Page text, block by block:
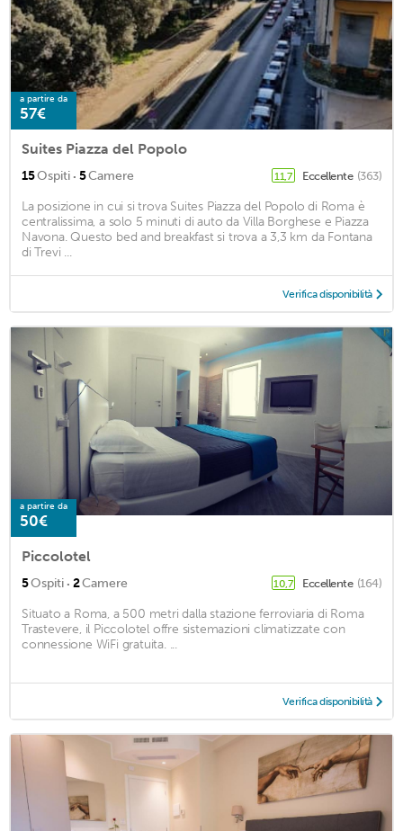
a partire da
57€
Suites Piazza del Popolo
15Ospiti · 5Camere 11,7 Eccellente (363)
La posizione in cui si trova Suites Piazza del Popolo di Roma è
centralissima, a solo 5 minuti di auto da Villa Borghese e Piazza
Navona. Questo bed and breakfast si trova a 3,3 km da Fontana
di Trevi ...
Verifica disponibilità
a partire da
50€
Piccolotel
5Ospiti · 2Camere 10,7 Eccellente (164)
Situato a Roma, a 500 metri dalla stazione ferroviaria di Roma
Trastevere, il Piccolotel offre sistemazioni climatizzate con
connessione WiFi gratuita. ...
Verifica disponibilità